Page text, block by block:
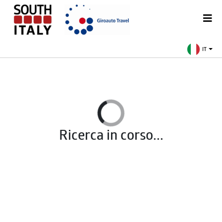
IT
Ricerca in corso...